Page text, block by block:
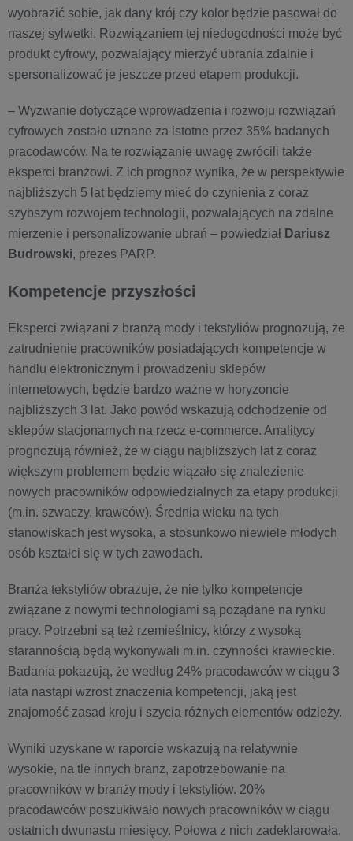
wyobrazić sobie, jak dany krój czy kolor będzie pasował do
naszej sylwetki. Rozwiązaniem tej niedogodności może być
produkt cyfrowy, pozwalający mierzyć ubrania zdalnie i
spersonalizować je jeszcze przed etapem produkcji.
– Wyzwanie dotyczące wprowadzenia i rozwoju rozwiązań
cyfrowych zostało uznane za istotne przez 35% badanych
pracodawców. Na te rozwiązanie uwagę zwrócili także
eksperci branżowi. Z ich prognoz wynika, że w perspektywie
najbliższych 5 lat będziemy mieć do czynienia z coraz
szybszym rozwojem technologii, pozwalających na zdalne
mierzenie i personalizowanie ubrań – powiedział Dariusz
Budrowski, prezes PARP.
Kompetencje przyszłości
Eksperci związani z branżą mody i tekstyliów prognozują, że
zatrudnienie pracowników posiadających kompetencje w
handlu elektronicznym i prowadzeniu sklepów
internetowych, będzie bardzo ważne w horyzoncie
najbliższych 3 lat. Jako powód wskazują odchodzenie od
sklepów stacjonarnych na rzecz e-commerce. Analitycy
prognozują również, że w ciągu najbliższych lat z coraz
większym problemem będzie wiązało się znalezienie
nowych pracowników odpowiedzialnych za etapy produkcji
(m.in. szwaczy, krawców). Średnia wieku na tych
stanowiskach jest wysoka, a stosunkowo niewiele młodych
osób kształci się w tych zawodach.
Branża tekstyliów obrazuje, że nie tylko kompetencje
związane z nowymi technologiami są pożądane na rynku
pracy. Potrzebni są też rzemieślnicy, którzy z wysoką
starannością będą wykonywali m.in. czynności krawieckie.
Badania pokazują, że według 24% pracodawców w ciągu 3
lata nastąpi wzrost znaczenia kompetencji, jaką jest
znajomość zasad kroju i szycia różnych elementów odzieży.
Wyniki uzyskane w raporcie wskazują na relatywnie
wysokie, na tle innych branż, zapotrzebowanie na
pracowników w branży mody i tekstyliów. 20%
pracodawców poszukiwało nowych pracowników w ciągu
ostatnich dwunastu miesięcy. Połowa z nich zadeklarowała,